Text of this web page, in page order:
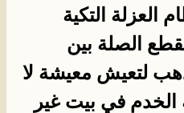
العزلة التكية
الصلة بين
لتعيش معيشة لا
في بيت غير